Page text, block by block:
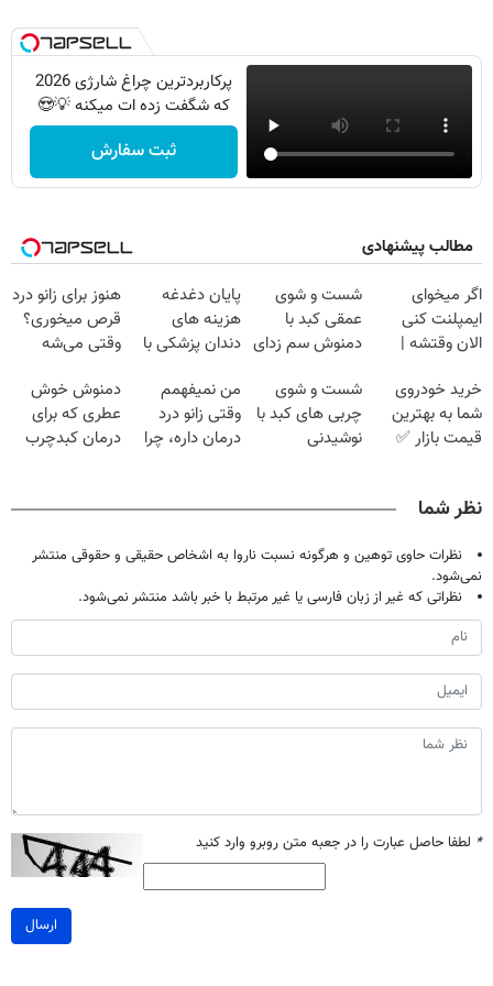
پرکاربردترین چراغ شارژی 2026
که شگفت زده ات میکنه 💡😍
ثبت سفارش
مطالب پیشنهادی
اگر میخوای
ایمپلنت کنی
الان وقتشه |
میلیون تومان!!!
شست و شوی
عمقی کبد با
دمنوش سم زدای
پایان دغدغه
هزینه های
دندان پزشکی با
خانگی
هنوز برای زانو درد
قرص میخوری؟
وقتی می‌شه
درمانش کرد؟؟؟؟
خرید خودروی
شما به بهترین
قیمت بازار ✅
شست و شوی
چربی های کبد با
نوشیدنی
من نمیفهمم
وقتی زانو درد
درمان داره، چرا
دمنوش خوش
عطری که برای
درمان کبدچرب
نظر شما
نظرات حاوی توهین و هرگونه نسبت ناروا به اشخاص حقیقی و حقوقی منتشر
نمی‌شود.
نظراتی که غیر از زبان فارسی یا غیر مرتبط با خبر باشد منتشر نمی‌شود.
* لطفا حاصل عبارت را در جعبه متن روبرو وارد کنید
ارسال